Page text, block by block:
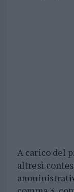
A carico del
altresì